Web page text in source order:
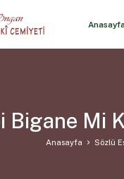
Bigane Mi
Anasayfa Sözlü